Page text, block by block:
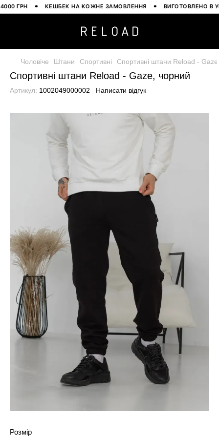
ГРН КЕШБЕК НА КОЖНЕ ЗАМОВЛЕННЯ ВИГОТОВЛЕНО В
Чоловіче Штани Спортивні Спортивні штани Reload -
Спортивні штани Reload - Gaze, чорний
Артикул: 1002049000002 Написати відгук
Розмір